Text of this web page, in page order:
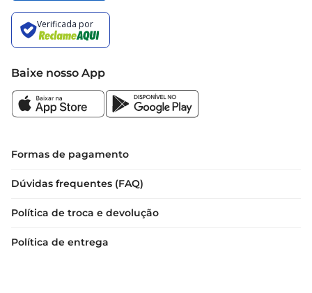
Baixe nosso App
Formas de pagamento
Dúvidas frequentes (FAQ)
Política de troca e devolução
Política de entrega